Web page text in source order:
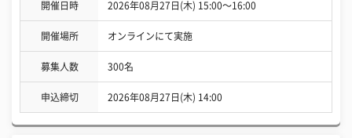
開催日時 2026年08月27日(木) 15:00〜16:00
開催場所 オンラインにて実施
募集人数 300名
申込締切 2026年08月27日(木) 14:00